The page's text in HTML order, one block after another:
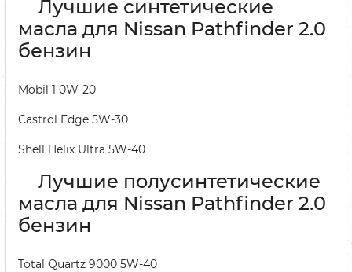
Лучшие синтетические
масла для Nissan Pathfinder 2.0
бензин
Mobil 1 0W-20
Castrol Edge 5W-30
Shell Helix Ultra 5W-40
Лучшие полусинтетические
масла для Nissan Pathfinder 2.0
бензин
Total Quartz 9000 5W-40